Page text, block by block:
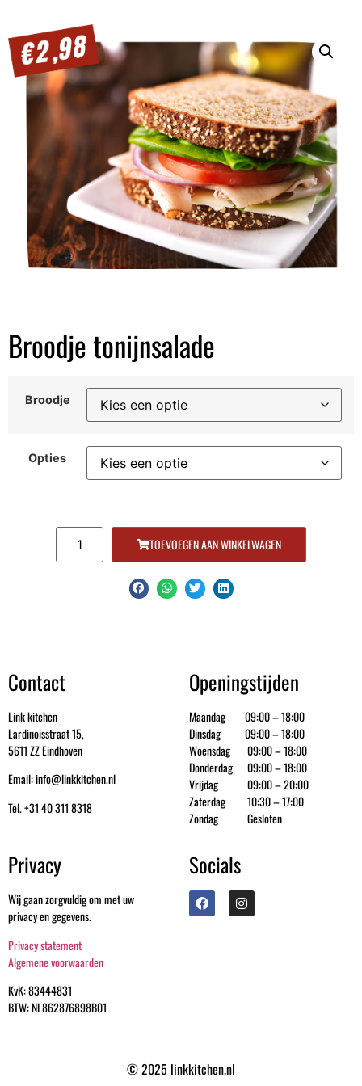
Broodje tonijnsalade
Broodje
Opties
TOEVOEGEN AAN WINKELWAGEN
Contact
Link kitchen
Lardinoisstraat 15,
5611 ZZ Eindhoven
Email: info@linkkitchen.nl
Tel. +31 40 311 8318
Openingstijden
Maandag 09:00 – 18:00
Dinsdag 09:00 – 18:00
Woensdag 09:00 – 18:00
Donderdag 09:00 – 18:00
Vrijdag 09:00 – 20:00
Zaterdag 10:30 – 17:00
Zondag Gesloten
Privacy
Wij gaan zorgvuldig om met uw
privacy en gegevens.
Privacy statement
Algemene voorwaarden
KvK: 83444831
BTW: NL862876898B01
Socials
© 2025 linkkitchen.nl